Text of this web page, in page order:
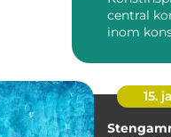
central
inom
15.